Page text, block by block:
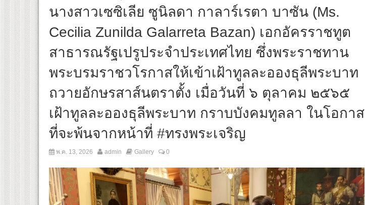
นางสาวเซซิเลีย ซูนิลดา กาลาร์เรตา บาซัน (Ms.
Cecilia Zunilda Galarreta Bazan) เอกอัครราชทูต
สาธารณรัฐเปรูประจำประเทศไทย ซึ่งพระราชทาน
พระบรมราชวโรกาสให้เข้าเฝ้าทูลละอองธุลีพระบาท
ถวายอักษรสาส์นตราตั้ง เมื่อวันที่ ๖ ตุลาคม ๒๕๖๕
เฝ้าทูลละอองธุลีพระบาท กราบบังคมทูลลา ในโอกาส
ที่จะพ้นจากหน้าที่ #ทรงพระเจริญ
พ.ค. 13, 2026 admin Gallery 0